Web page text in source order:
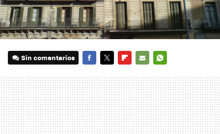
Sin comentarios
MAIL